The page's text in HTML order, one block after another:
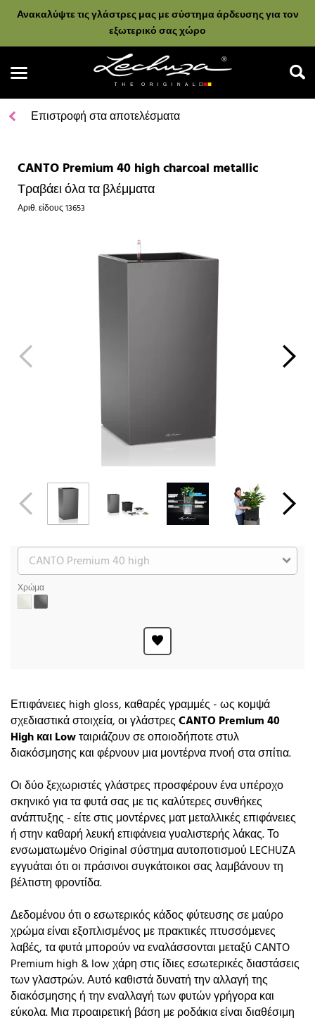
Ανακαλύψτε τις γλάστρες μας με σύστημα άρδευσης για τον
εξωτερικό σας χώρο
Αναζήτηση
Επιστροφή στα αποτελέσματα
CANTO Premium 40 high charcoal metallic
Τραβάει όλα τα βλέμματα
Αριθ. είδους13653
Χρώμα
Επιφάνειες high gloss, καθαρές γραμμές - ως κομψά
σχεδιαστικά στοιχεία, οι γλάστρεςCANTO Premium 40
High και Lowταιριάζουν σε οποιοδήποτε στυλ
διακόσμησης και φέρνουν μια μοντέρνα πνοή στα σπίτια.
Οι δύο ξεχωριστές γλάστρες προσφέρουν ένα υπέροχο
σκηνικό για τα φυτά σας με τις καλύτερες συνθήκες
ανάπτυξης - είτε στις μοντέρνες ματ μεταλλικές επιφάνειες
ή στην καθαρή λευκή επιφάνεια γυαλιστερής λάκας. Το
ενσωματωμένο Original σύστημα αυτοποτισμού LECHUZA
εγγυάται ότι οι πράσινοι συγκάτοικοι σας λαμβάνουν τη
βέλτιστη φροντίδα.
Δεδομένου ότι ο εσωτερικός κάδος φύτευσης σε μαύρο
χρώμα είναι εξοπλισμένος με πρακτικές πτυσσόμενες
λαβές, τα φυτά μπορούν να εναλάσσονται μεταξύ CANTO
Premium high & low χάρη στις ίδιες εσωτερικές διαστάσεις
των γλαστρών. Αυτό καθιστά δυνατή την αλλαγή της
διακόσμησης ή την εναλλαγή των φυτών γρήγορα και
εύκολα. Μια προαιρετική βάση με ροδάκια είναι διαθέσιμη